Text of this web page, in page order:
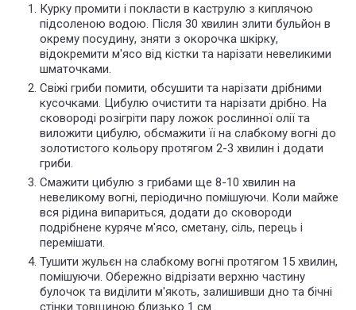
Курку промити і покласти в каструлю з киплячою
підсоленою водою. Після 30 хвилин злити бульйон в
окрему посудину, зняти з окорочка шкірку,
відокремити м'ясо від кістки та нарізати невеликими
шматочками.
Свіжі гриби помити, обсушити та нарізати дрібними
кусочками. Цибулю очистити та нарізати дрібно. На
сковороді розігріти пару ложок рослинної олії та
виложити цибулю, обсмажити її на слабкому вогні до
золотистого кольору протягом 2-3 хвилин і додати
гриби.
Смажити цибулю з грибами ще 8-10 хвилин на
невеликому вогні, періодично помішуючи. Коли майже
вся рідина випариться, додати до сковороди
подрібнене куряче м'ясо, сметану, сіль, перець і
перемішати.
Тушити жульєн на слабкому вогні протягом 15 хвилин,
помішуючи. Обережно відрізати верхню частину
булочок та виділити м'якоть, залишивши дно та бічні
стінки товщиною близько 1 см.